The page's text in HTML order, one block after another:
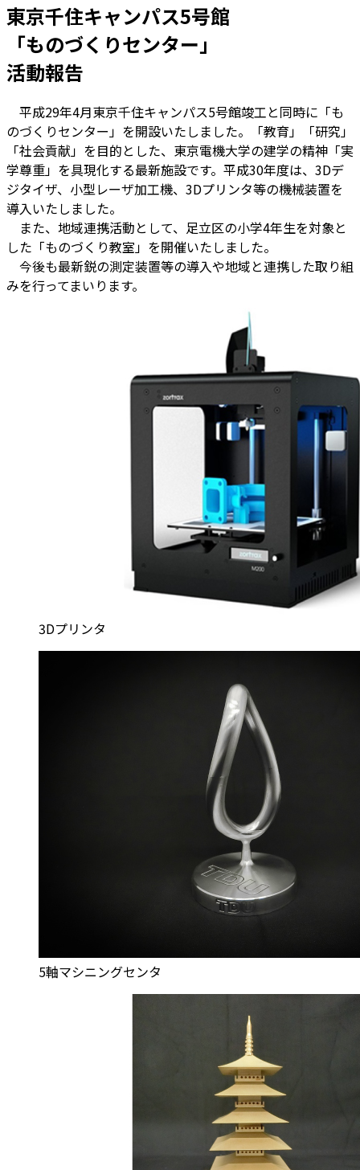
東京千住キャンパス5号館
「ものづくりセンター」
活動報告
平成29年4月東京千住キャンパス5号館竣工と同時に「も
のづくりセンター」を開設いたしました。「教育」「研究」
「社会貢献」を目的とした、東京電機大学の建学の精神「実
学尊重」を具現化する最新施設です。平成30年度は、3Dデ
ジタイザ、小型レーザ加工機、3Dプリンタ等の機械装置を
導入いたしました。
また、地域連携活動として、足立区の小学4年生を対象と
した「ものづくり教室」を開催いたしました。
今後も最新鋭の測定装置等の導入や地域と連携した取り組
みを行ってまいります。
3Dプリンタ
5軸マシニングセンタ